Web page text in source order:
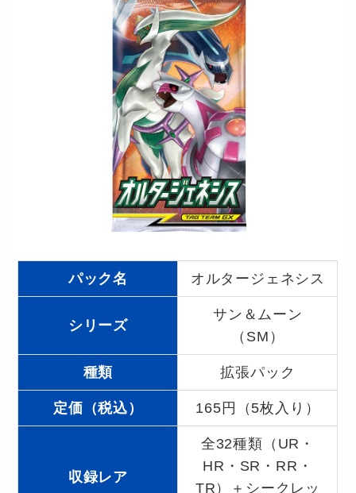
パック名 オルタージェネシス
シリーズ
サン＆ムーン
（SM）
種類 拡張パック
定価（税込） 165円（5枚入り）
収録レア
全32種類（UR・
HR・SR・RR・
TR）＋シークレッ